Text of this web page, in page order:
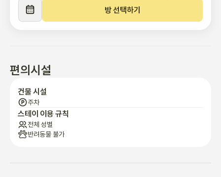
• 완비된 주방
• 냉장고
• 넉넉한 식기류와 조리기구
• 와이파이
호스트 노트
• 호스트는 근처에 살고 있으며 무슨 일이 생기면 신속하게 대응할
수 있습니다.
• ARC(외국인 등록증) 신청에 대한 임대 계약서를 제공할 수 있습
방 선택하기
편의시설
건물 시설
주차
스테이 이용 규칙
전체 성별
반려동물 불가